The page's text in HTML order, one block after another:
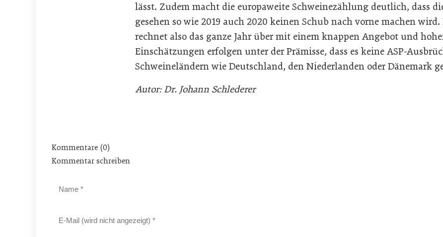
lässt. Zudem macht die europaweite Schweinezählung deutlich, dass
gesehen so wie 2019 auch 2020 keinen Schub nach vorne machen
rechnet also das ganze Jahr über mit einem knappen Angebot und
Einschätzungen erfolgen unter der Prämisse, dass es keine ASP-
Schweineländern wie Deutschland, den Niederlanden oder Dänemark
Autor: Dr. Johann Schlederer
Kommentare (0)
Kommentar schreiben